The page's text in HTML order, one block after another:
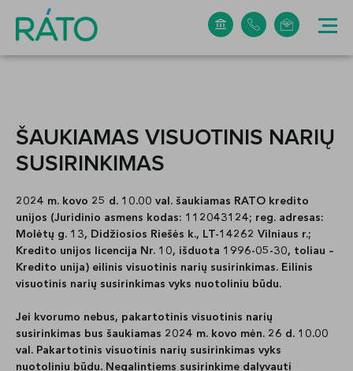
+370 5 265 0304 info@rato.lt
ŠAUKIAMAS VISUOTINIS NARIŲ
SUSIRINKIMAS
2024 m. kovo 25 d. 10.00 val. šaukiamas RATO kredito
unijos (Juridinio asmens kodas: 112043124; reg. adresas:
Molėtų g. 13, Didžiosios Riešės k., LT-14262 Vilniaus r.;
Kredito unijos licencija Nr. 10, išduota 1996-05-30, toliau –
Kredito unija) eilinis visuotinis narių susirinkimas. Eilinis
visuotinis narių susirinkimas vyks nuotoliniu būdu.
Jei kvorumo nebus, pakartotinis visuotinis narių
susirinkimas bus šaukiamas 2024 m. kovo mėn. 26 d. 10.00
val. Pakartotinis visuotinis narių susirinkimas vyks
nuotoliniu būdu. Negalintiems susirinkime dalyvauti